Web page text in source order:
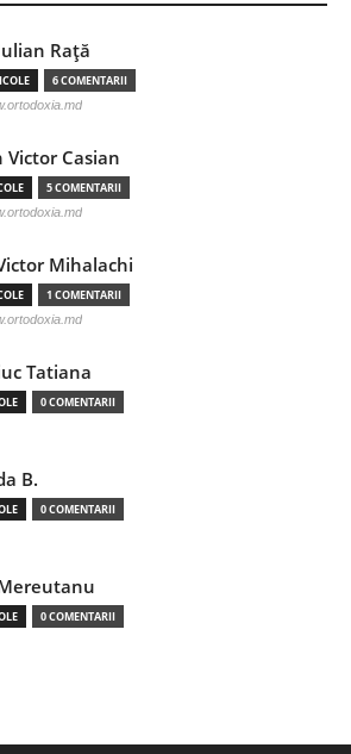
Raţă
6 COMENTARII
Victor Casian
5 COMENTARII
Mihalachi
1 COMENTARII
Tatiana
0 COMENTARII
B.
0 COMENTARII
0 COMENTARII